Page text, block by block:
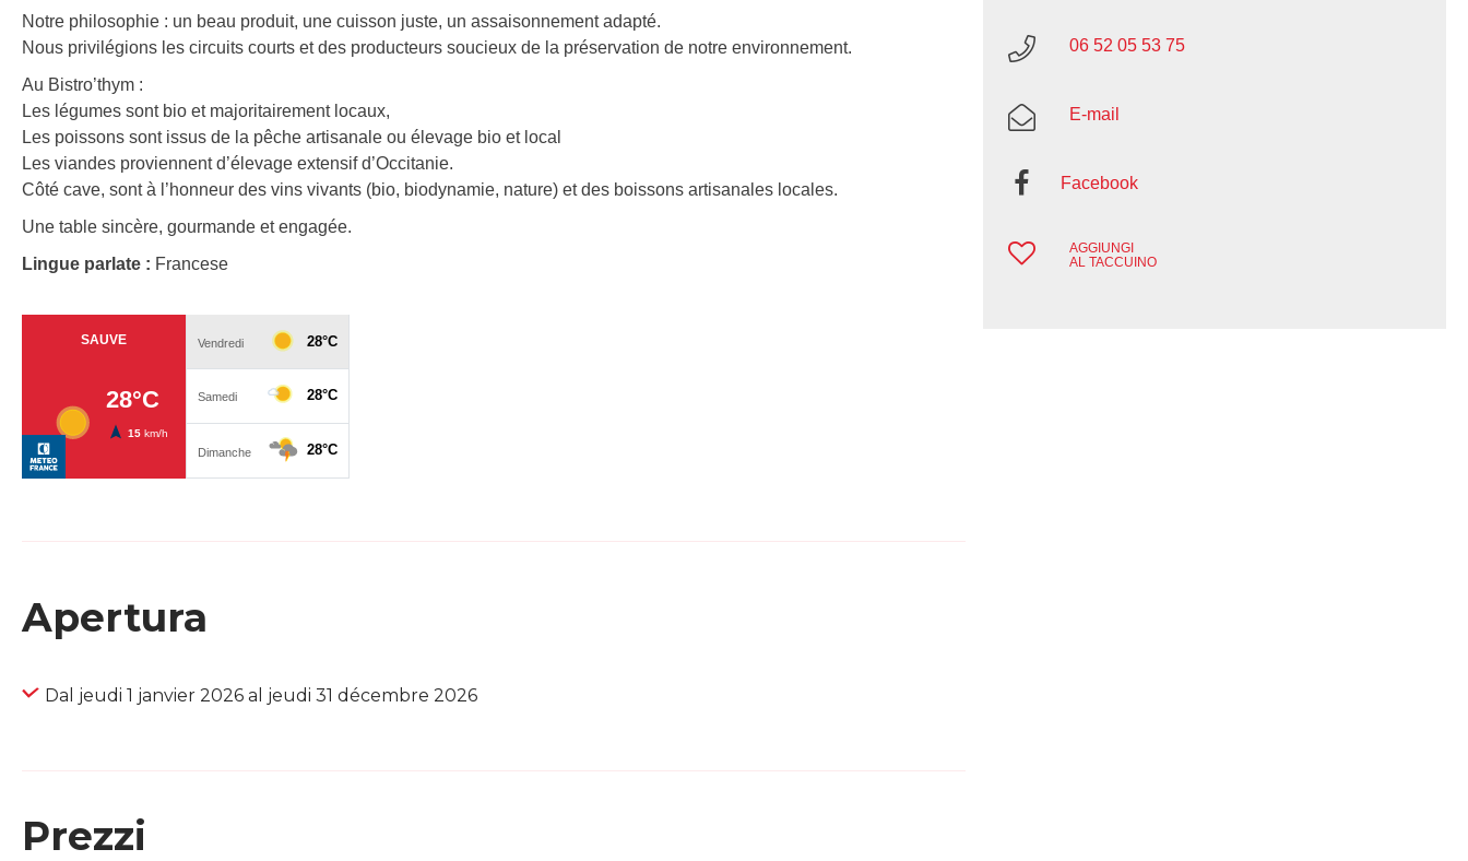
Notre philosophie : un beau produit, une cuisson juste, un assaisonnement adapté.
Nous privilégions les circuits courts et des producteurs soucieux de la préservation de notre environnement.
Au Bistro’thym :
Les légumes sont bio et majoritairement locaux,
Les poissons sont issus de la pêche artisanale ou élevage bio et local
Les viandes proviennent d’élevage extensif d’Occitanie.
Côté cave, sont à l’honneur des vins vivants (bio, biodynamie, nature) et des boissons artisanales locales.
Une table sincère, gourmande et engagée.
Lingue parlate : Francese
Apertura
Dal jeudi 1 janvier 2026 al jeudi 31 décembre 2026
Prezzi
06 52 05 53 75
E-mail
Facebook
AGGIUNGI
AL TACCUINO